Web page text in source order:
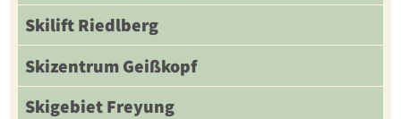
Skilift Riedlberg
Skizentrum Geißkopf
Skigebiet Freyung